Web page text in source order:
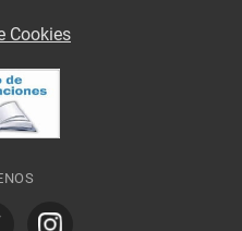
Cookies